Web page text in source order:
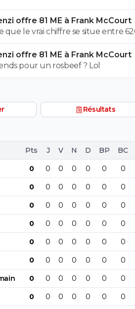
offre 81 ME à Frank McCourt
que le vrai chiffre se situe entre
offre 81 ME à Frank McCourt
te prends pour un rosbeef ? Lol
Résultats
Pts J V N D BP BC
0 0 0 0 0 0 0
0 0 0 0 0 0 0
0 0 0 0 0 0 0
0 0 0 0 0 0 0
0 0 0 0 0 0 0
0 0 0 0 0 0 0
0 0 0 0 0 0 0
0 0 0 0 0 0 0